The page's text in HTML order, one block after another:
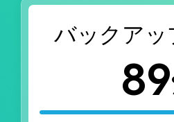
バックア
89